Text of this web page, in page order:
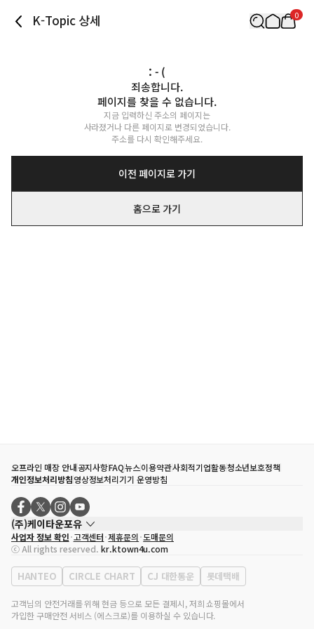
K-Topic 상세 0
: - (
죄송합니다.
페이지를 찾을 수 없습니다.
지금 입력하신 주소의 페이지는
사라졌거나 다른 페이지로 변경되었습니다.
주소를 다시 확인해주세요.
이전 페이지로 가기
홈으로 가기
오프라인 매장 안내공지사항FAQ뉴스이용약관사회적기업활동청소년보호정책
개인정보처리방침영상정보처리기기 운영방침
(주)케이타운포유
대표자
송효민
사업자등록번호
120-87-71116
통신판매업 신고번호 제2011-서울강남-02223
대표전화
02-552-9855
사업자 정보 확인 고객센터 제휴문의 도매문의
ⓒ All rights reserved. kr.ktown4u.com
HANTEO CIRCLE CHART CJ 대한통운 롯데택배
고객님의 안전거래를 위해 현금 등으로 모든 결제시, 저희 쇼핑몰에서
가입한 구매안전 서비스 (에스크로)를 이용하실 수 있습니다.